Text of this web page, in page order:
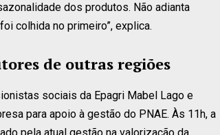
dos produtos. Não adianta
colhida no primeiro”, explica.
de outras regiões
sociais da Epagri Mabel Lago e
para apoio à gestão do PNAE. Às 11h, a